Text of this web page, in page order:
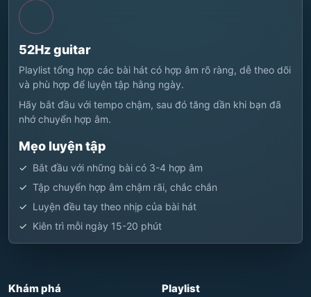
52Hz guitar
Playlist tổng hợp các bài hát có hợp âm rõ ràng, dễ theo dõi
và phù hợp để luyện tập hằng ngày.
Hãy bắt đầu với tempo chậm, sau đó tăng dần khi bạn đã
nhớ chuyển hợp âm.
Mẹo luyện tập
Bắt đầu với những bài có 3-4 hợp âm
Tập chuyển hợp âm chậm rãi, chắc chắn
Luyện đều tay theo nhịp của bài hát
Kiên trì mỗi ngày 15-20 phút
Khám phá Playlist